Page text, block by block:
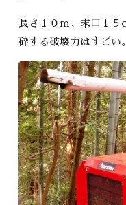
長さ１０ｍ、末口１５
砕する破壊力はすごい。